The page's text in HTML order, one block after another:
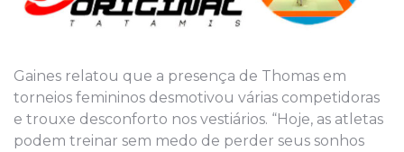
Gaines relatou que a presença de Thomas em
torneios femininos desmotivou várias competidoras
e trouxe desconforto nos vestiários. “Hoje, as atletas
podem treinar sem medo de perder seus sonhos